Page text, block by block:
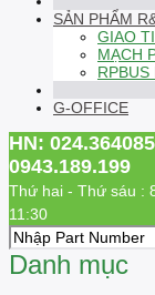
SẢN PHẨM
GIAO
MẠCH
RPBUS
G-OFFICE
HN:
0943.189.199
Thứ hai - Thứ sáu :
11:30
Danh mục